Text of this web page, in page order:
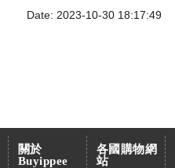
Date: 2023-10-30 18:17:49
關於
Buyippee
各國購物網
站